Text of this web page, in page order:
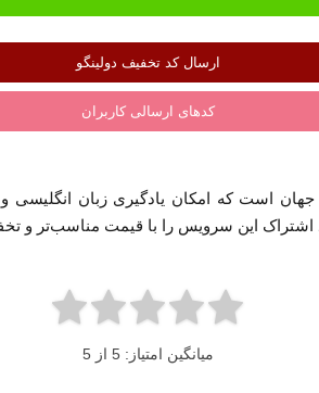
ارسال کد تخفیف دولینگو
کدهای ارسالی کاربران
است که امکان یادگیری زبان
اشتراک این سرویس را با قیمت مناسب‌تر و
میانگین امتیاز: 5 از 5